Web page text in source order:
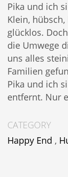
Pika und ich
Klein,
glücklos.
die Umwege
uns alles
Familien
Pika und ich
entfernt. Nur
CATEGORY
Happy End ,